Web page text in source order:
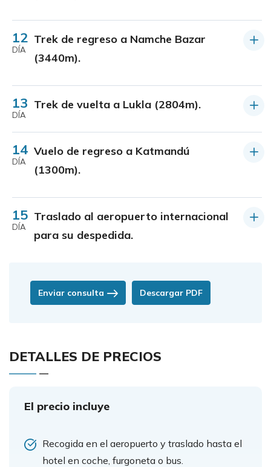
12
DÍA
Trek de regreso a Namche Bazar
(3440m).
13
DÍA
Trek de vuelta a Lukla (2804m).
14
DÍA
Vuelo de regreso a Katmandú
(1300m).
15
DÍA
Traslado al aeropuerto internacional
para su despedida.
Enviar consulta Descargar PDF
DETALLES DE PRECIOS
El precio incluye
Recogida en el aeropuerto y traslado hasta el
hotel en coche, furgoneta o bus.